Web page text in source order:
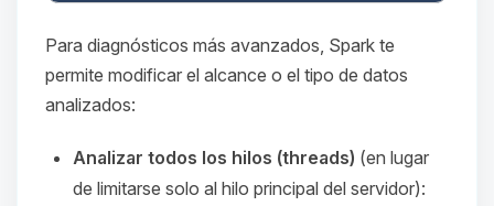
Para diagnósticos más avanzados, Spark te
permite modificar el alcance o el tipo de datos
analizados:
Analizar todos los hilos (threads) (en lugar
de limitarse solo al hilo principal del servidor):